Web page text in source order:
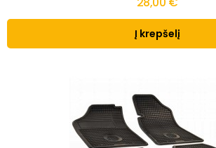
Į krepšelį